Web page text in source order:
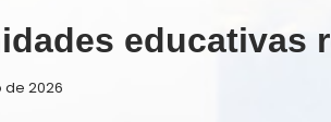
educativas
de 2026